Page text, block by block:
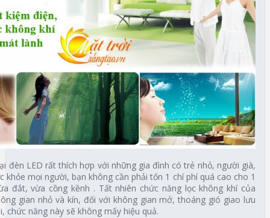
đèn LED rất thích hợp với những gia đình có trẻ nhỏ, người già,
khỏe mọi người, bạn không cần phải tốn 1 chí phí quá cao cho 1
đắt, vừa cồng kềnh . Tất nhiên chức năng lọc không khí của
gian nhỏ và kín, đối với không gian mở, thoáng gió giao lưu
chức năng này sẽ không mấy hiệu quả.